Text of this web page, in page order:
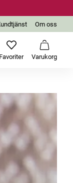
Om oss
FavoriterInga favoriter
Varukorg